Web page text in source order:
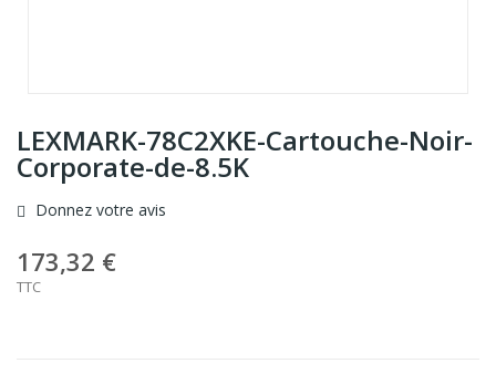
LEXMARK-78C2XKE-Cartouche-Noir-
Corporate-de-8.5K
Donnez votre avis
173,32 €
TTC